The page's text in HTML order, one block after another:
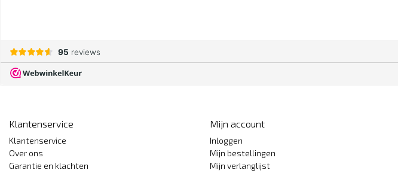
Klantenservice
Klantenservice
Over ons
Garantie en klachten
Mijn account
Inloggen
Mijn bestellingen
Mijn verlanglijst